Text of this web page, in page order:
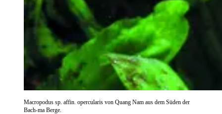
Macropodus sp. affin. opercularis von Quang Nam aus dem Süden der
Bach-ma Berge.